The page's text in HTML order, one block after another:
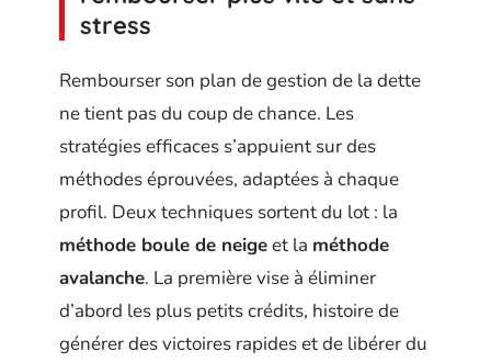
stress
Rembourser son plan de gestion de la dette
ne tient pas du coup de chance. Les
stratégies efficaces s’appuient sur des
méthodes éprouvées, adaptées à chaque
profil. Deux techniques sortent du lot : la
méthode boule de neigeet la méthode
avalanche. La première vise à éliminer
d’abord les plus petits crédits, histoire de
générer des victoires rapides et de libérer du